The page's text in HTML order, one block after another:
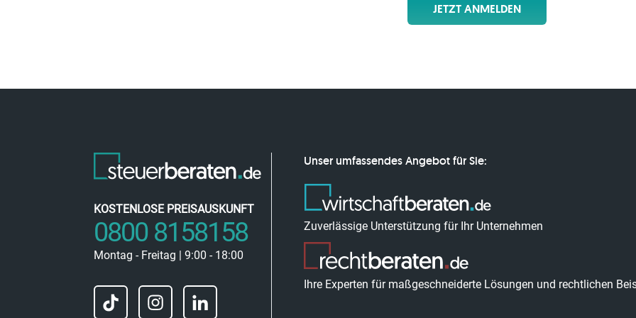
JETZT ANMELDEN
KOSTENLOSE PREISAUSKUNFT
0800 8158158
Montag - Freitag | 9:00 - 18:00
Unser umfassendes Angebot für Sie:
Zuverlässige Unterstützung für Ihr Unternehmen
Ihre Experten für maßgeschneiderte Lösungen und rechtlichen